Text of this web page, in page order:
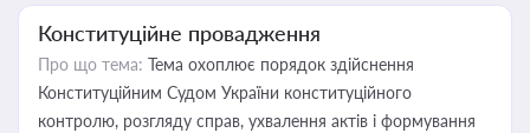
Конституційне провадження
Про що тема: Тема охоплює порядок здійснення
Конституційним Судом України конституційного
контролю, розгляду справ, ухвалення актів і формування